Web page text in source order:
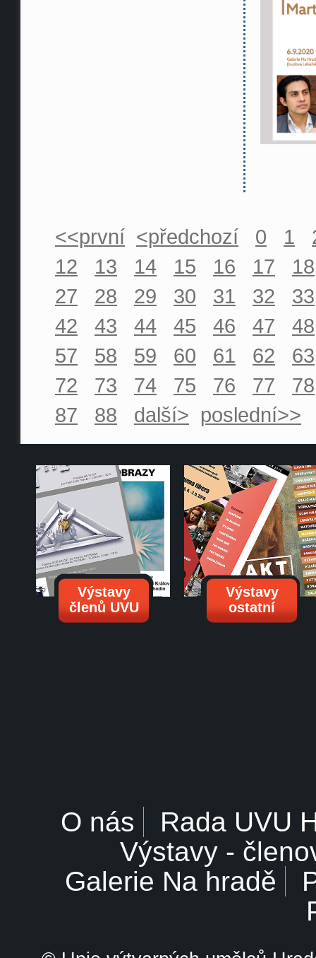
<<první <předchozí 0 1
12
13 14 15 16 17
18
27
28 29 30 31 32
33
42
43 44 45 46 47
48
57
58 59 60 61 62
63
72
73 74 75 76 77
78
87
88 další> poslední>>
Výstavy
členů UVU
Výstavy
ostatní
O nás
Rada UVU
Výstavy -
Galerie Na hradě